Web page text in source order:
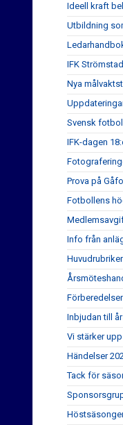
Ideell kraft
Utbildning
IFK
Nya
Svensk
IFK-dagen
Prova på
Fotbollens
Info från
Inbjudan till
Vi stärker
Händelser
Tack för